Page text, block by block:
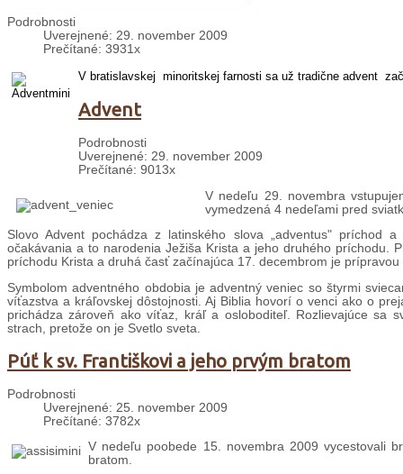
Podrobnosti
Uverejnené: 29. november 2009
Prečítané: 3931x
V bratislavskej minoritskej farnosti sa už tradične advent
Advent
Podrobnosti
Uverejnené: 29. november 2009
Prečítané: 9013x
V nedeľu 29. novembra
vymedzená 4 nedeľami pred
Slovo Advent pochádza z latinského slova „adventus" príchod
očakávania a to narodenia Ježiša Krista a jeho druhého príchodu.
príchodu Krista a druhá časť začínajúca 17. decembrom je
Symbolom adventného obdobia je adventný veniec so štyrmi
víťazstva a kráľovskej dôstojnosti. Aj Biblia hovorí o venci ako o
prichádza zároveň ako víťaz, kráľ a osloboditeľ. Rozlievajúce sa
strach, pretože on je Svetlo sveta.
Púť k sv. Františkovi a jeho prvým bratom
Podrobnosti
Uverejnené: 25. november 2009
Prečítané: 3782x
V nedeľu poobede 15. novembra 2009 vycestovali
bratom.